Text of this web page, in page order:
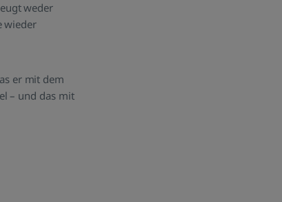
weder
wieder
er mit dem
– und das mit